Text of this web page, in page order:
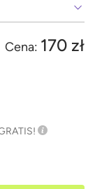
Cena: 170 zł